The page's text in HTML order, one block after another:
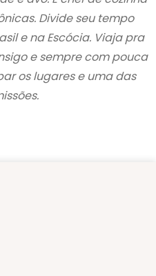
Divide seu tempo
e na Escócia. Viaja pra
e sempre com pouca
os lugares e uma das